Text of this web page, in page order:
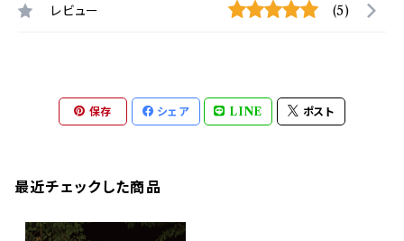
レビュー (5)
保存 シェア LINE ポスト
最近チェックした商品